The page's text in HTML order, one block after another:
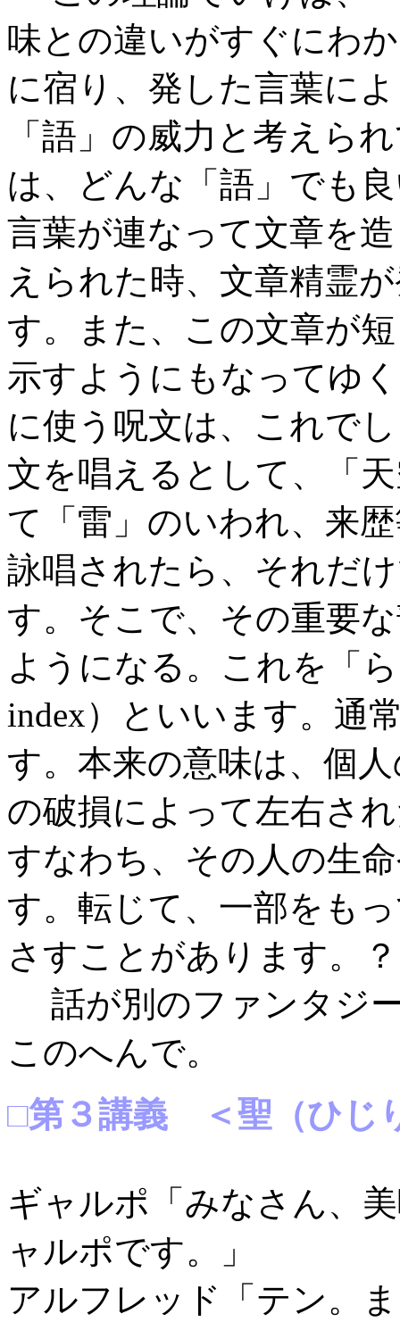
味との違いがすぐにわ
に宿り、発した言葉に
「語」の威力と考えら
は、どんな「語」でも
言葉が連なって文章を
えられた時、文章精霊
す。また、この文章が
示すようにもなってゆ
に使う呪文は、これで
文を唱えるとして、「
て「雷」のいわれ、来
詠唱されたら、それだ
す。そこで、その重要
ようになる。これを「
index）といいます。通
す。本来の意味は、個
の破損によって左右さ
すなわち、その人の生
す。転じて、一部をも
さすことがあります。
話が別のファンタジ
このへんで。
□第３講義 ＜聖（ひじ
ギャルポ「みなさん、
ャルポです。」
アルフレッド「テン。